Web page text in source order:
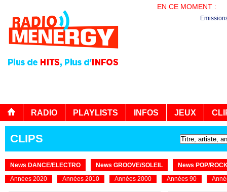
EN CE MOMENT :
RADIO PLAYLISTS INFOS JEUX
CLIPS
News DANCE/ELECTRO News GROOVE/SOLEIL
News POP/
Années 2020
Années 2010 Années 2000 Années 90